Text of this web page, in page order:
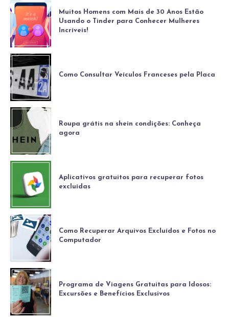
Muitos Homens com Mais de 30 Anos Estão
Usando o Tinder para Conhecer Mulheres
Incríveis!
Como Consultar Veículos Franceses pela Placa
Roupa grátis na shein condições: Conheça
agora
Aplicativos gratuitos para recuperar fotos
excluídas
Como Recuperar Arquivos Excluídos e Fotos no
Computador
Programa de Viagens Gratuitas para Idosos:
Excursões e Benefícios Exclusivos